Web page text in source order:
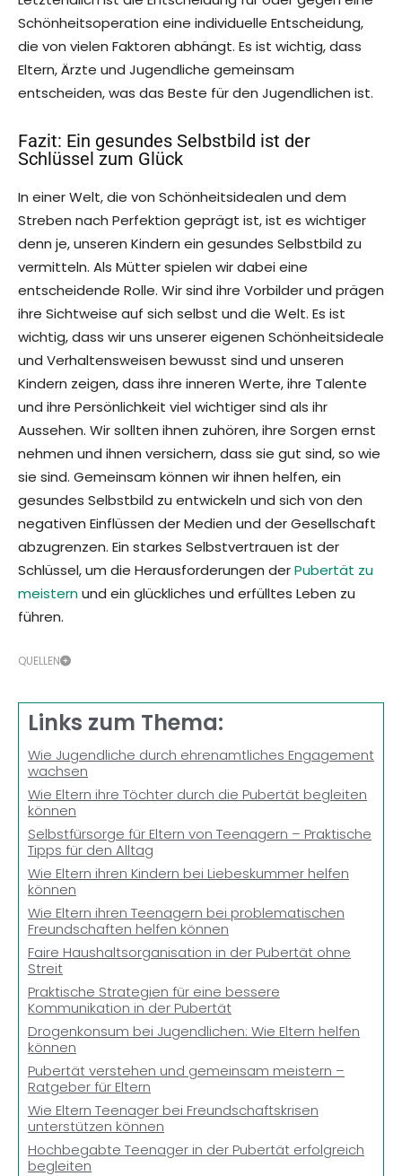
Schönheitsoperation eine individuelle Entscheidung,
die von vielen Faktoren abhängt. Es ist wichtig, dass
Eltern, Ärzte und Jugendliche gemeinsam
entscheiden, was das Beste für den Jugendlichen ist.
Fazit: Ein gesundes Selbstbild ist der
Schlüssel zum Glück
In einer Welt, die von Schönheitsidealen und dem
Streben nach Perfektion geprägt ist, ist es wichtiger
denn je, unseren Kindern ein gesundes Selbstbild zu
vermitteln. Als Mütter spielen wir dabei eine
entscheidende Rolle. Wir sind ihre Vorbilder und prägen
ihre Sichtweise auf sich selbst und die Welt. Es ist
wichtig, dass wir uns unserer eigenen Schönheitsideale
und Verhaltensweisen bewusst sind und unseren
Kindern zeigen, dass ihre inneren Werte, ihre Talente
und ihre Persönlichkeit viel wichtiger sind als ihr
Aussehen. Wir sollten ihnen zuhören, ihre Sorgen ernst
nehmen und ihnen versichern, dass sie gut sind, so wie
sie sind. Gemeinsam können wir ihnen helfen, ein
gesundes Selbstbild zu entwickeln und sich von den
negativen Einflüssen der Medien und der Gesellschaft
abzugrenzen. Ein starkes Selbstvertrauen ist der
Schlüssel, um die Herausforderungen derPubertät zu
meisternund ein glückliches und erfülltes Leben zu
führen.
QUELLEN
Links zum Thema:
Wie Jugendliche durch ehrenamtliches Engagement
wachsen
Wie Eltern ihre Töchter durch die Pubertät begleiten
können
Selbstfürsorge für Eltern von Teenagern – Praktische
Tipps für den Alltag
Wie Eltern ihren Kindern bei Liebeskummer helfen
können
Wie Eltern ihren Teenagern bei problematischen
Freundschaften helfen können
Faire Haushaltsorganisation in der Pubertät ohne
Streit
Praktische Strategien für eine bessere
Kommunikation in der Pubertät
Drogenkonsum bei Jugendlichen: Wie Eltern helfen
können
Pubertät verstehen und gemeinsam meistern –
Ratgeber für Eltern
Wie Eltern Teenager bei Freundschaftskrisen
unterstützen können
Hochbegabte Teenager in der Pubertät erfolgreich
begleiten